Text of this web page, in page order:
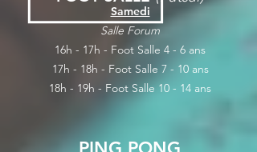
Samedi
Salle Forum
16h - 17h - Foot Salle 4 - 6 ans
17h - 18h - Foot Salle 7 - 10 ans
18h - 19h - Foot Salle 10 - 14 ans